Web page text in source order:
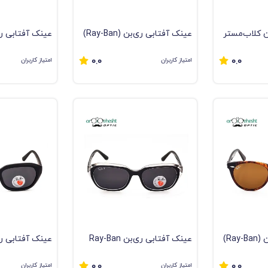
کلاب‌مستر
0.0
عینک آفتابی ری‌بن (Ray-Ban)
مدل کلاب‌مستر (Clubmaster)
امتیاز کاربران 0.0 امتیاز کاربران
عینک آفتابی ری‌بن (Ray-Ban)
عدسی
عینک آفتابی ری‌بن Ray-Ban
امتیاز کاربران امتیاز کاربران